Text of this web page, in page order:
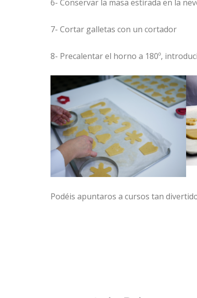
6- Conservar la masa estirada en la
7- Cortar galletas con un cortador
8- Precalentar el horno a 180º,
Podéis apuntaros a cursos tan